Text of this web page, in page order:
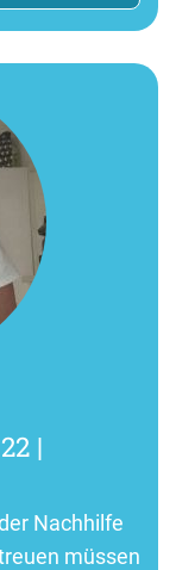
|
Nachhilfe
müssen